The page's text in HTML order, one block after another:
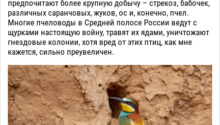
предпочитают более крупную добычу – стрекоз, бабочек,
различных саранчовых, жуков, ос и, конечно, пчел.
Многие пчеловоды в Средней полосе России ведут с
щурками настоящую войну, травят их ядами, уничтожают
гнездовые колонии, хотя вред от этих птиц, как мне
кажется, сильно преувеличен.